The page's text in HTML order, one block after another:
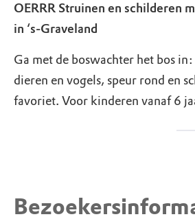
OERRR Struinen en schilderen
in ‘s-Graveland
Ga met de boswachter het bos
dieren en vogels, speur rond en
favoriet. Voor kinderen vanaf 6